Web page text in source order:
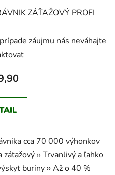
ZÁŤAŽOVÝ PROFI
záujmu nás neváhajte
cca 70 000 výhonkov
›› Trvanlivý a ľahko
buriny ›› Až o 40 %